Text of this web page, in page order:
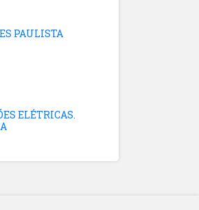
PAULISTA
ELÉTRICAS.